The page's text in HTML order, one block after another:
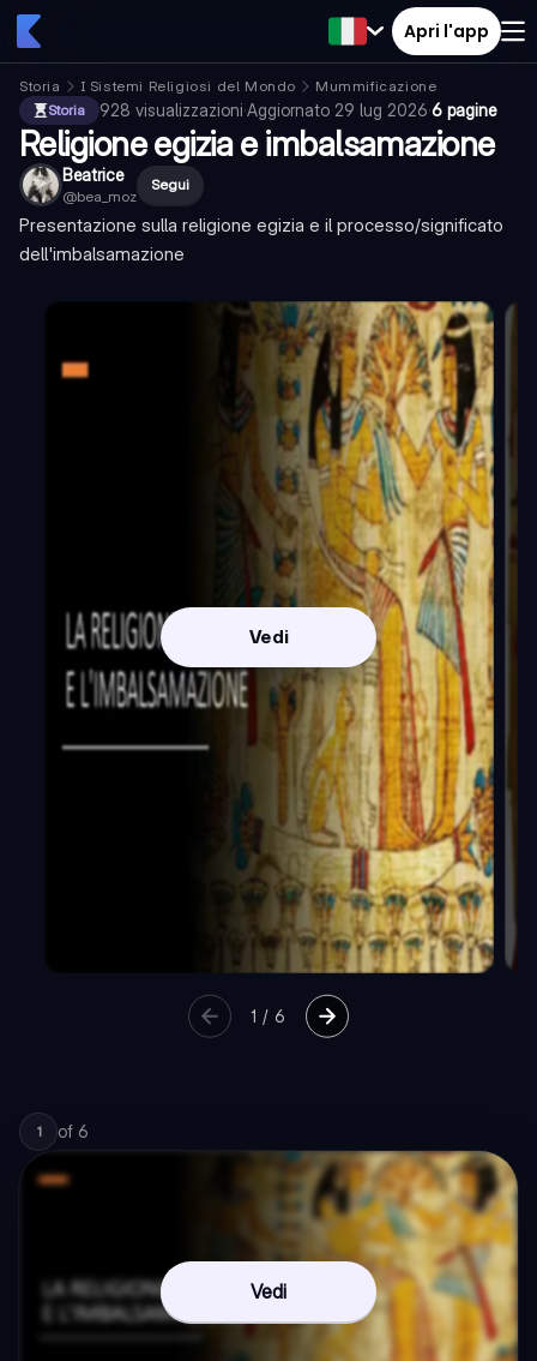
Apri l'app
Storia I Sistemi Religiosi del Mondo
Mummificazione
Storia
928 visualizzazioni·Aggiornato 29 lug 2026·6 pagine
Religione egizia e imbalsamazione
Beatrice
@bea_moz
Segui
Presentazione sulla religione egizia e il processo/significato
dell'imbalsamazione
Vedi
1 /6
1 of 6
Vedi